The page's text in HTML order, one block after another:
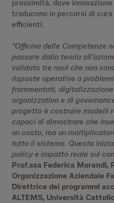
prossimità, dove
traducono in percorsi di
efficienti.
“Officina delle Competenze
passare dalla teoria
validato tre ruoli che non
risposte operative a
frammentati,
organizzativa e di
progetto è costruire modelli
capaci di dimostrare che
un costo, ma un
tutto il sistema. Questa
policy e impatto reale sul
Prof.ssa Federica Morandi,
Organizzazione Aziendale
Direttrice dei programmi
ALTEMS, Università